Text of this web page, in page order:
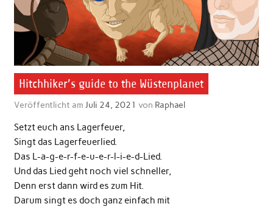
Hitchhiker’s guide to the Wüstenplanet
Veröffentlicht am Juli 24, 2021 von Raphael
Setzt euch ans Lagerfeuer,
Singt das Lagerfeuerlied.
Das L-a-g-e-r-f-e-u-e-r-l-i-e-d-Lied.
Und das Lied geht noch viel schneller,
Denn erst dann wird es zum Hit.
Darum singt es doch ganz einfach mit